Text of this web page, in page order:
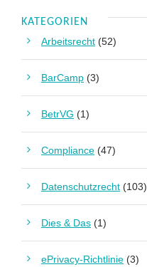
KATEGORIEN
Arbeitsrecht (52)
BarCamp (3)
BetrVG (1)
Compliance (47)
Datenschutzrecht (103)
Dies & Das (1)
ePrivacy-Richtlinie (3)